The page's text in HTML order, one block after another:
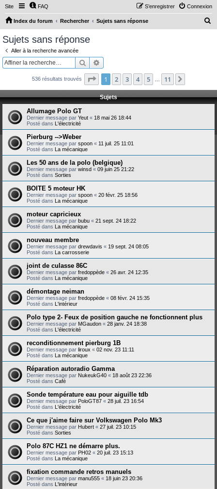
Site FAQ Connexion
S’enregistrer
Index du forum Rechercher Sujets sans réponse
c
h
Sujets sans réponse
Aller à la recherche avancée
Rechercher
536 résultats trouvés Page 1sur11
1 2 3 4 5 11
Sujets
Allumage Polo GT
Dernier message par Yeut « 18 mai 26 18:44
Posté dans L'électricité
Pierburg -->Weber
Dernier message par spoon « 11 juil. 25 11:01
Posté dans La mécanique
Les 50 ans de la polo (belgique)
Dernier message par winsd « 09 juin 25 21:22
Posté dans Sorties
BOITE 5 moteur HK
Dernier message par spoon « 20 févr. 25 18:56
Posté dans La mécanique
moteur capricieux
Dernier message par bubu « 21 sept. 24 18:22
Posté dans La mécanique
nouveau membre
Dernier message par drewdavis « 19 sept. 24 08:05
Posté dans La carrosserie
joint de culasse 86C
Dernier message par fredoppède « 26 avr. 24 12:35
Posté dans La mécanique
démontage neiman
Dernier message par fredoppède « 08 févr. 24 15:35
Posté dans L'intérieur
Polo type 2- Feux de position gauche ne fonctionnent plus
Dernier message par MGaudon « 28 janv. 24 18:38
Posté dans L'électricité
reconditionnement pierburg 1B
Dernier message par liroux « 02 nov. 23 11:11
Posté dans La mécanique
Réparation autoradio Gamma
Dernier message par NukeukG40 « 18 août 23 22:36
Posté dans Café
Sonde température eau pour aiguille tdb
Dernier message par PoloGT87 « 28 juil. 23 16:54
Posté dans L'électricité
Ce que j'aime faire sur Volkswagen Polo Mk3
Dernier message par Hubert « 27 juil. 23 10:15
Posté dans Sorties
Polo 87C HZ1 ne démarre plus.
Dernier message par PH02 « 20 juil. 23 15:13
Posté dans La mécanique
fixation commande retros manuels
Dernier message par manu555 « 18 juin 23 20:36
Posté dans L'intérieur